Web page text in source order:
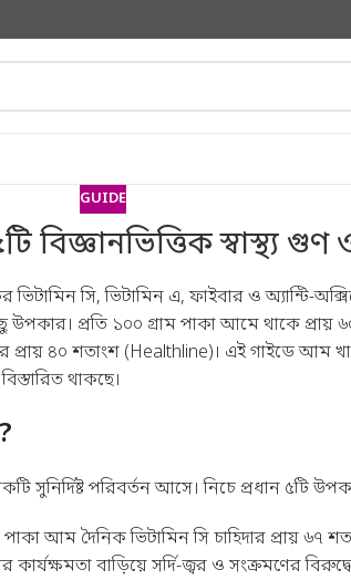
GUIDE
স্বাস্থ্য
সি, ভিটামিন এ, ফাইবার ও অ্যান্টি-
উপকার। প্রতি ১০০ গ্রাম পাকা আমে থাকে প্রায়
প্রায় ৪০ শতাংশ (Healthline)। এই গাইডে আম
থাকছে।
সুনির্দিষ্ট পরিবর্তন আসে। নিচে প্রধান ৫টি
আম দৈনিক ভিটামিন সি চাহিদার প্রায় ৬৭
কার্যক্ষমতা বাড়িয়ে সর্দি-জ্বর ও সংক্রমণের